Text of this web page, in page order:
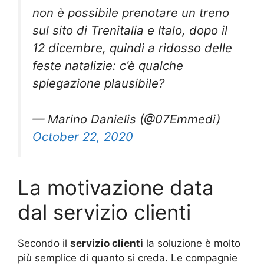
non è possibile prenotare un treno
sul sito di Trenitalia e Italo, dopo il
12 dicembre, quindi a ridosso delle
feste natalizie: c’è qualche
spiegazione plausibile?
— Marino Danielis (@07Emmedi)
October 22, 2020
La motivazione data
dal servizio clienti
Secondo il servizio clienti la soluzione è molto
più semplice di quanto si creda. Le compagnie